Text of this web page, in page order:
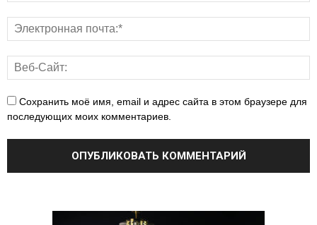
Сохранить моё имя, email и адрес сайта в этом браузере для
последующих моих комментариев.